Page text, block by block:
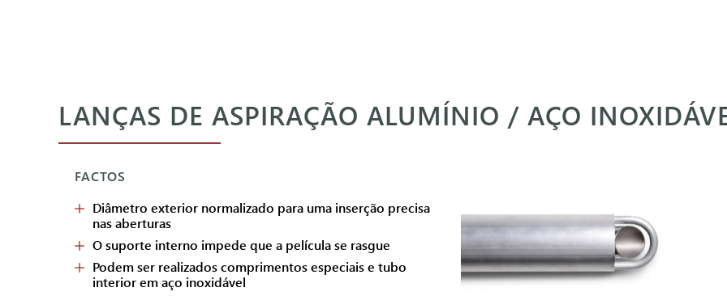
LANÇAS DE ASPIRAÇÃO ALUMÍNIO / AÇO
FACTOS
Diâmetro exterior normalizado para uma inserção precisa
nas aberturas
O suporte interno impede que a película se rasgue
Podem ser realizados comprimentos especiais e tubo
interior em aço inoxidável